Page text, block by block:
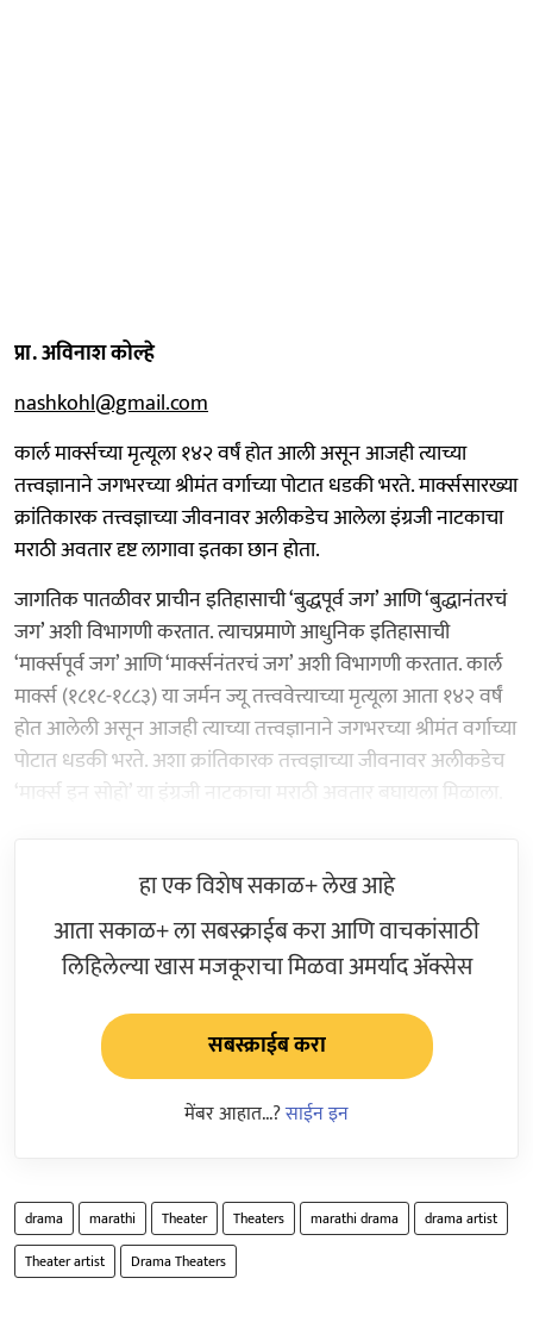
प्रा. अविनाश कोल्हे
nashkohl@gmail.com
कार्ल मार्क्सच्या मृत्यूला १४२ वर्षं होत आली असून आजही त्याच्या
तत्त्वज्ञानाने जगभरच्या श्रीमंत वर्गाच्या पोटात धडकी भरते. मार्क्ससारख्या
क्रांतिकारक तत्त्वज्ञाच्या जीवनावर अलीकडेच आलेला इंग्रजी नाटकाचा
मराठी अवतार दृष्ट लागावा इतका छान होता.
जागतिक पातळीवर प्राचीन इतिहासाची ‘बुद्धपूर्व जग’ आणि ‘बुद्धानंतरचं
जग’ अशी विभागणी करतात. त्याचप्रमाणे आधुनिक इतिहासाची
‘मार्क्सपूर्व जग’ आणि ‘मार्क्सनंतरचं जग’ अशी विभागणी करतात. कार्ल
मार्क्स (१८१८-१८८३) या जर्मन ज्यू तत्त्ववेत्त्याच्या मृत्यूला आता १४२ वर्षं
होत आलेली असून आजही त्याच्या तत्त्वज्ञानाने जगभरच्या श्रीमंत वर्गाच्या
पोटात धडकी भरते. अशा क्रांतिकारक तत्त्वज्ञाच्या जीवनावर अलीकडेच
‘मार्क्स इन सोहो’ या इंग्रजी नाटकाचा मराठी अवतार बघायला मिळाला.
हा एक विशेष सकाळ+ लेख आहे
आता सकाळ+ ला सबस्क्राईब करा आणि वाचकांसाठी
लिहिलेल्या खास मजकूराचा मिळवा अमर्याद ॲक्सेस
सबस्क्राईब करा
मेंबर आहात...?साईन इन
drama marathi Theater Theaters marathi drama
drama artist
Theater artist
Drama Theaters